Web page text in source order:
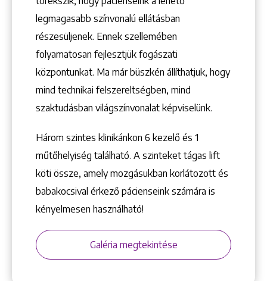
1148 Budapest, Örs vezér tere 2.
Keresés
legmagasabb színvonalú ellátásban
részesüljenek. Ennek szellemében
folyamatosan fejlesztjük fogászati
központunkat. Ma már büszkén állíthatjuk, hogy
mind technikai felszereltségben, mind
szaktudásban világszínvonalat képviselünk.
Három szintes klinikánkon 6 kezelő ­és 1
műtőhelyiség található. A szinteket tágas lift
köti össze, amely mozgásukban korlátozott és
babakocsival érkező pácienseink számára is
kényelmesen használható!
Galéria megtekintése